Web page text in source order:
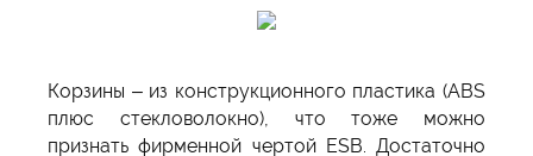
Корзины – из конструкционного пластика (ABS
плюс стекловолокно), что тоже можно
признать фирменной чертой ESB. Достаточно